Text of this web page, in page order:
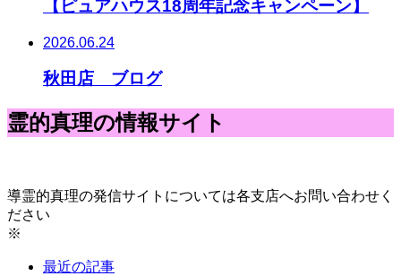
【ピュアハウス18周年記念キャンペーン】
2026.06.24
秋田店 ブログ
霊的真理の情報サイト
導霊的真理の発信サイトについては各支店へお問い合わせく
ださい
※
最近の記事